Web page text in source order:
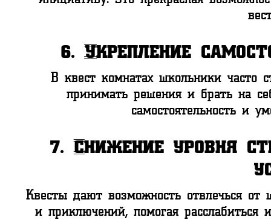
6.Укрепление
В квест комнатах школьники часто
принимать решения и брать на
самостоятельность и
7.Снижение уровня
Квесты дают возможность отвлечься
и приключений, помогая расслабиться